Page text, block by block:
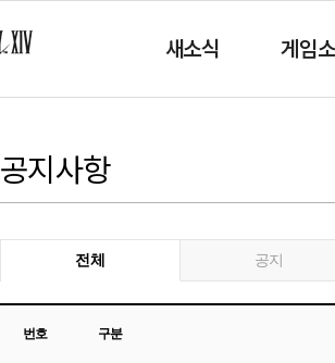
새소식 게임
공지사항
전체 공지
번호 구분